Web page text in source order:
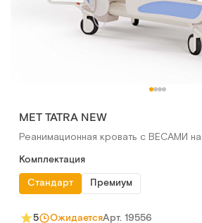
MET TATRA NEW
Реанимационная кровать с ВЕСАМИ на
Комплектация
Стандарт
Премиум
5 ОжидаетсяАрт. 19556